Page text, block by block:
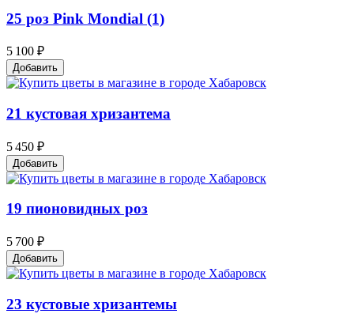
25 роз Pink Mondial (1)
5 100 ₽
Добавить
21 кустовая хризантема
5 450 ₽
Добавить
19 пионовидных роз
5 700 ₽
Добавить
23 кустовые хризантемы